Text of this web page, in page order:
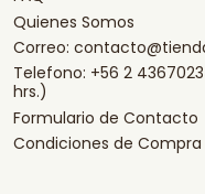
Quienes Somos
Correo:
Telefono: +56 2
hrs.)
Formulario de Contacto
Condiciones de Compra